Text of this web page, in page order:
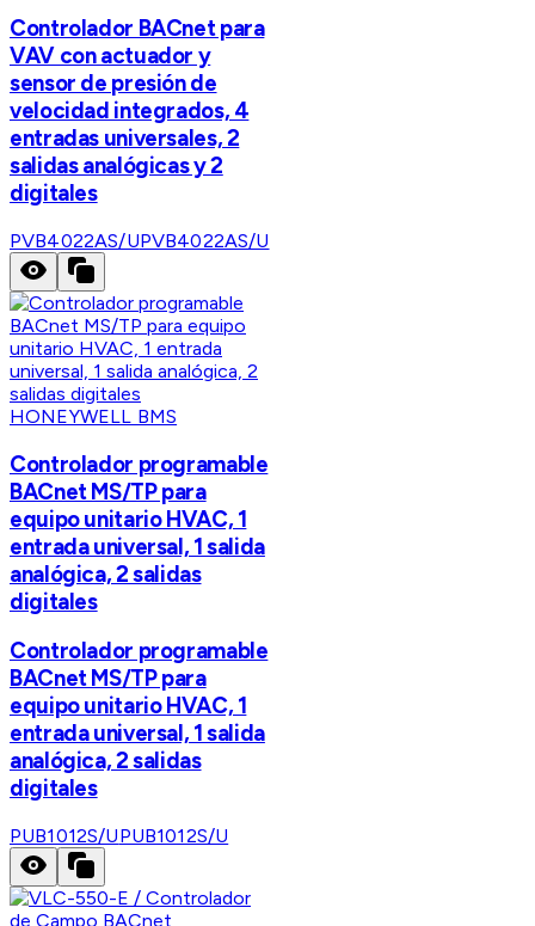
Controlador BACnet para
VAV con actuador y
sensor de presión de
velocidad integrados, 4
entradas universales, 2
salidas analógicas y 2
digitales
PVB4022AS/UPVB4022AS/U
HONEYWELL BMS
Controlador programable
BACnet MS/TP para
equipo unitario HVAC, 1
entrada universal, 1 salida
analógica, 2 salidas
digitales
Controlador programable
BACnet MS/TP para
equipo unitario HVAC, 1
entrada universal, 1 salida
analógica, 2 salidas
digitales
PUB1012S/UPUB1012S/U